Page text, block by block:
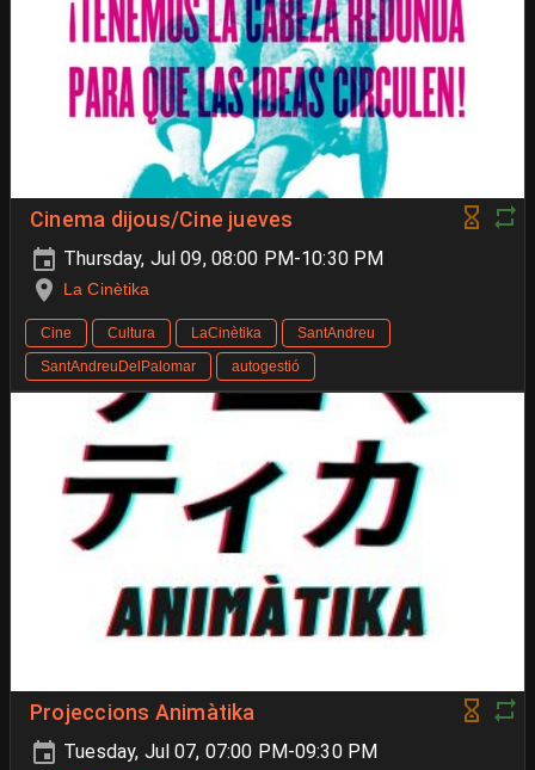
Cinema dijous/Cine jueves
Thursday, Jul 09, 08:00 PM-10:30 PM
La Cinètika
Cine Cultura LaCinètika
SantAndreu
SantAndreuDelPalomar
autogestió
Projeccions Animàtika
Tuesday, Jul 07, 07:00 PM-09:30 PM